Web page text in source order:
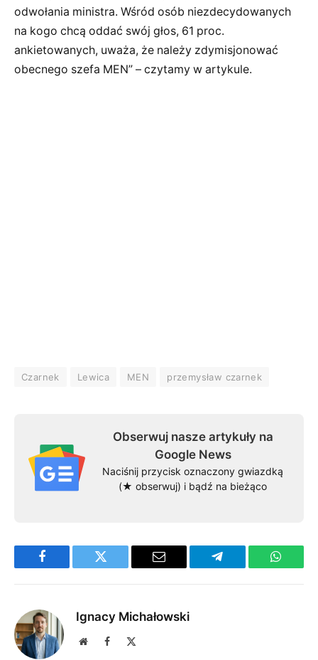
odwołania ministra. Wśród osób niezdecydowanych
na kogo chcą oddać swój głos, 61 proc.
ankietowanych, uważa, że należy zdymisjonować
obecnego szefa MEN” – czytamy w artykule.
Czarnek Lewica MEN przemysław czarnek
Obserwuj nasze artykuły na
Google News
Naciśnij przycisk oznaczony gwiazdką
(★ obserwuj) i bądź na bieżąco
Facebook Twitter Email Telegram
Ignacy Michałowski
WebsiteFacebook